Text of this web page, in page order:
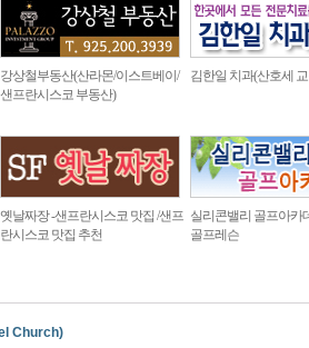
강상철부동산(산라몬/이스트베이/
샌프란시스코 부동산)
김한일 치과(산호세
옛날짜장 -샌프란시스코 맛집 /샌프
란시스코 맛집 추천
실리콘밸리 골프아카
골프레슨
Church)